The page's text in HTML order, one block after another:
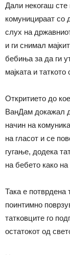
Дали некогаш сте
комуницираат со
слух на
и ги снимал
бебиња за да ги
мајката и таткото
Откритието до
ВанДам докажал
начин на
на гласот и се
гугање, додека
на бебето како
Така е потврдена
поинтимно
татковците го
остатокот од